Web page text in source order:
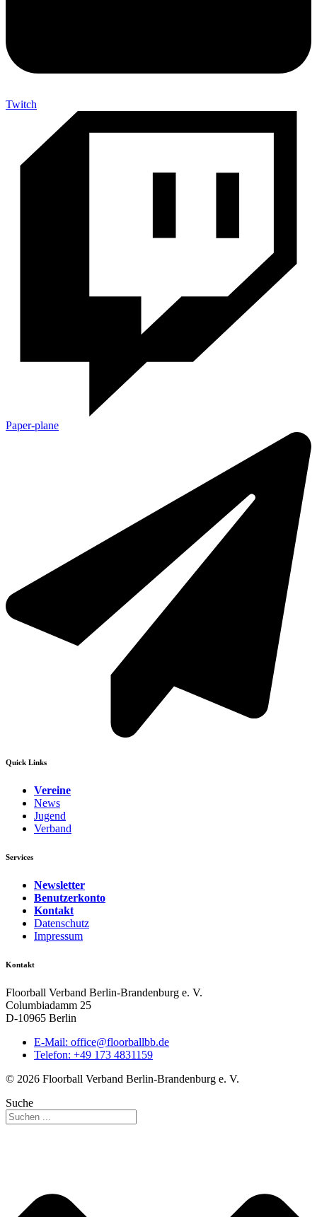
Twitch
Paper-plane
Quick Links
Vereine
News
Jugend
Verband
Services
Newsletter
Benutzerkonto
Kontakt
Datenschutz
Impressum
Kontakt
Floorball Verband Berlin-Brandenburg e. V.
Columbiadamm 25
D-10965 Berlin
E-Mail: ed.bbllabroolf@eciffo
Telefon: +49 173 4831159
© 2026 Floorball Verband Berlin-Brandenburg e. V.
Suche